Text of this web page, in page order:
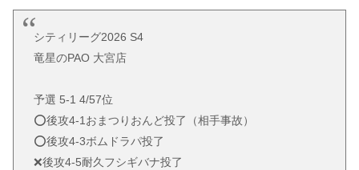
シティリーグ2026 S4
竜星のPAO 大宮店
予選 5-1 4/57位
⭕️後攻4-1おまつりおんど投了（相手事故）
⭕️後攻4-3ボムドラパ投了
❌後攻4-5耐久フシギバナ投了